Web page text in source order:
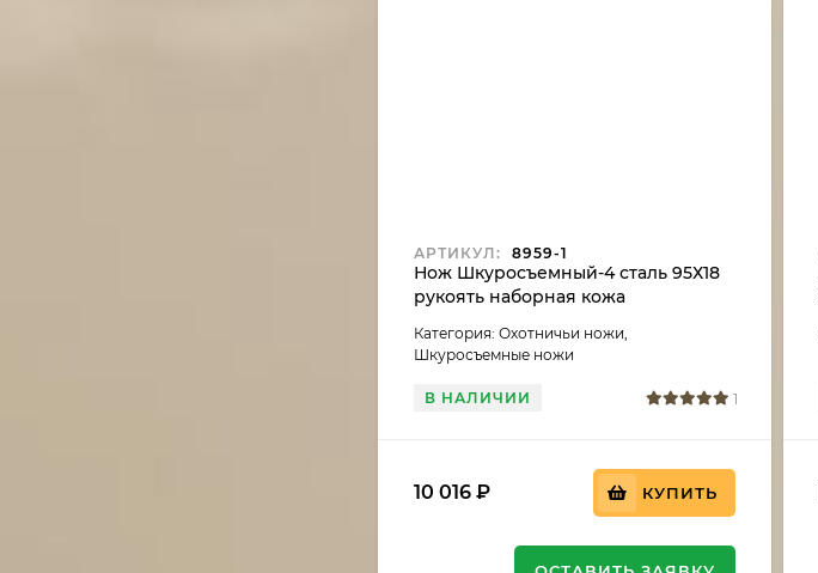
АРТИКУЛ: 8959-1
Нож Шкуросъемный-4 сталь 95Х18
рукоять наборная кожа
Категория: Охотничьи ножи,
Шкуросъемные ножи
В НАЛИЧИИ 1
10 016 ₽ КУПИТЬ